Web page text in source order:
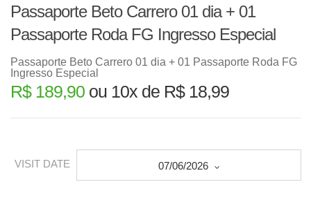
Passaporte Beto Carrero 01 dia + 01
Passaporte Roda FG Ingresso Especial
Passaporte Beto Carrero 01 dia + 01 Passaporte Roda FG
Ingresso Especial
R$ 189,90 ou 10x de R$ 18,99
VISIT DATE 07/06/2026